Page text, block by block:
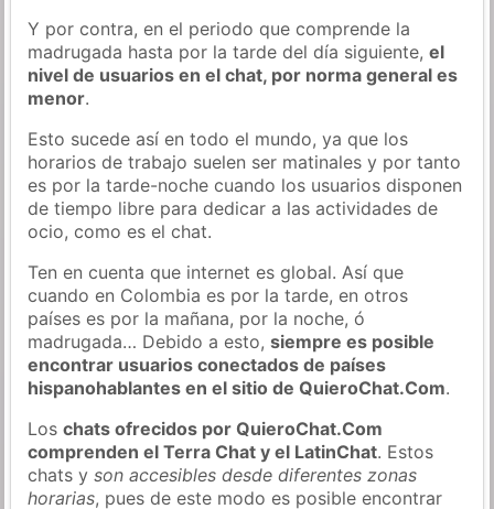
Y por contra, en el periodo que comprende la
madrugada hasta por la tarde del día siguiente,el
nivel de usuarios en el chat, por norma general es
menor.
Esto sucede así en todo el mundo, ya que los
horarios de trabajo suelen ser matinales y por tanto
es por la tarde-noche cuando los usuarios disponen
de tiempo libre para dedicar a las actividades de
ocio, como es el chat.
Ten en cuenta que internet es global. Así que
cuando en Colombia es por la tarde, en otros
países es por la mañana, por la noche, ó
madrugada… Debido a esto,siempre es posible
encontrar usuarios conectados de países
hispanohablantes en el sitio de QuieroChat.Com.
Loschats ofrecidos por QuieroChat.Com
comprenden el Terra Chat y el LatinChat. Estos
chats yson accesibles desde diferentes zonas
horarias, pues de este modo es posible encontrar